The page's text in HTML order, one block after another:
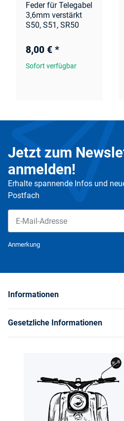
Feder für Telegabel
3,6mm verstärkt
S50, S51, SR50
8,00 € *
Sofort verfügbar
Jetzt zum
anmelden!
Erhalte spannende Infos und
Postfach
Anmerkung
Informationen
Gesetzliche Informationen